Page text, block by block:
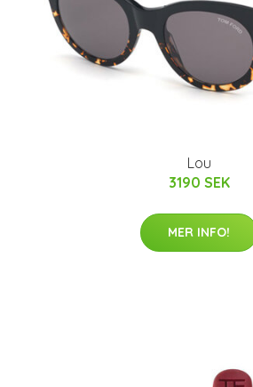
Lou
3190 SEK
MER INFO!